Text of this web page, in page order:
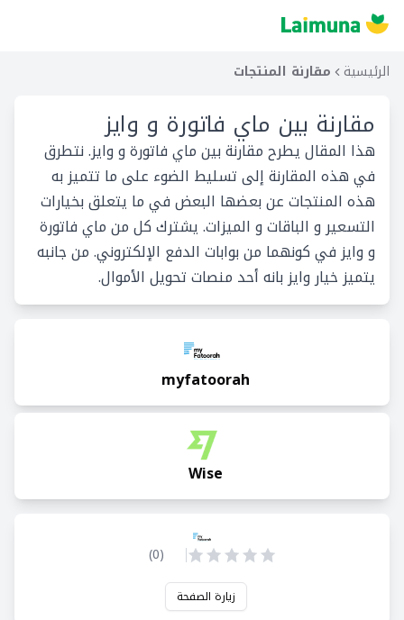
الرئيسية مقارنة المنتجات
مقارنة بين ماي فاتورة و وايز
هذا المقال يطرح مقارنة بين ماي فاتورة و وايز. نتطرق
في هذه المقارنة إلى تسليط الضوء على ما تتميز به
هذه المنتجات عن بعضها البعض في ما يتعلق بخيارات
التسعير و الباقات و الميزات. يشترك كل من ماي فاتورة
و وايز في كونهما من بوابات الدفع الإلكتروني. من جانبه
يتميز خيار وايز بانه أحد منصات تحويل الأموال.
myfatoorah
Wise
(
0
)
زيارة الصفحة